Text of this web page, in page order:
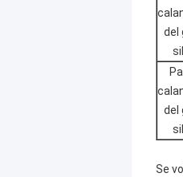
del
del
Se